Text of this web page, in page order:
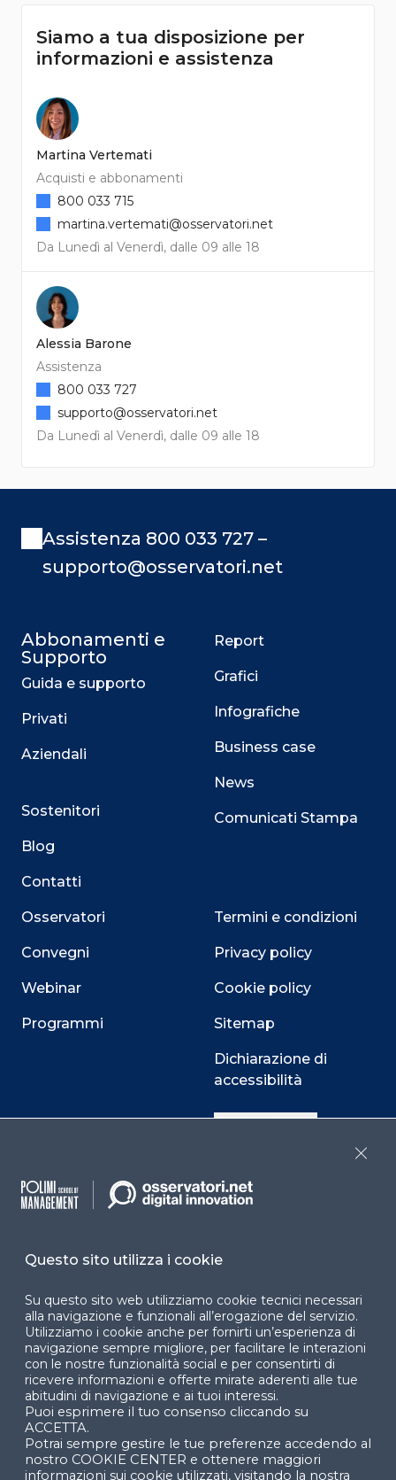
Siamo a tua disposizione per
informazioni e assistenza
Martina Vertemati
Acquisti e abbonamenti
Da Lunedì al Venerdì, dalle 09 alle 18
800 033 715
martina.vertemati@osservatori.net
Alessia Barone
Assistenza
Da Lunedì al Venerdì, dalle 09 alle 18
800 033 727
supporto@osservatori.net
Assistenza 800 033 727 –
supporto@osservatori.net
Abbonamenti e
Supporto
Guida e supporto
Privati
Aziendali
Sostenitori
Blog
Contatti
Osservatori
Convegni
Webinar
Programmi
Report
Grafici
Infografiche
Business case
News
Comunicati Stampa
Termini e condizioni
Privacy policy
Cookie policy
Sitemap
Dichiarazione di
accessibilità
Cookie Center
Facebook LinkedIn
© 2024 Copyright © Politecnico di Milano Dipartimento
di Ingegneria Gestionale
Questo sito utilizza i cookie
Su questo sito web utilizziamo cookie tecnici necessari
alla navigazione e funzionali all’erogazione del servizio.
Utilizziamo i cookie anche per fornirti un’esperienza di
navigazione sempre migliore, per facilitare le interazioni
con le nostre funzionalità social e per consentirti di
ricevere informazioni e offerte mirate aderenti alle tue
abitudini di navigazione e ai tuoi interessi.
Puoi esprimere il tuo consenso cliccando su
ACCETTA.
Potrai sempre gestire le tue preferenze accedendo al
nostro COOKIE CENTER e ottenere maggiori
informazioni sui cookie utilizzati, visitando la nostra